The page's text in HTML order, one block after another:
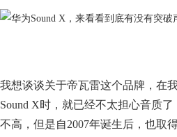
我想谈谈关于帝瓦雷这个品牌，在
Sound X时，就已经不太担心音质
不高，但是自2007年诞生后，也取